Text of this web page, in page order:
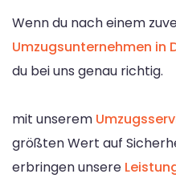
Wenn du nach einem
Umzugsunternehmen in
du bei uns genau richtig.
mit unserem
größten Wert auf
erbringen unsere